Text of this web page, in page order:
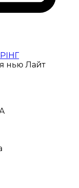
нью Лайт